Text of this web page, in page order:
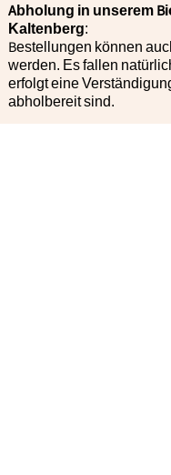
Abholung in unserem
Kaltenberg:
Bestellungen können
werden. Es fallen
erfolgt eine
abholbereit sind.